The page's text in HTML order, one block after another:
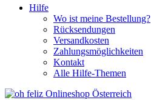
Hilfe
Wo ist meine Bestellung?
Rücksendungen
Versandkosten
Zahlungsmöglichkeiten
Kontakt
Alle Hilfe-Themen